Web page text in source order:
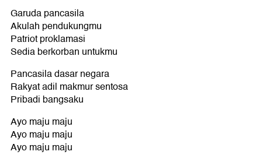
Garuda pancasila
Akulah pendukungmu
Patriot proklamasi
Sedia berkorban untukmu
Pancasila dasar negara
Rakyat adil makmur sentosa
Pribadi bangsaku
Ayo maju maju
Ayo maju maju
Ayo maju maju